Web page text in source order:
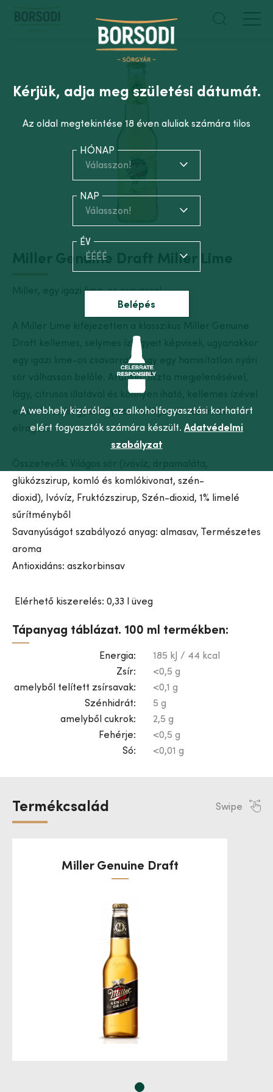
Miller Genuine Draft Miller Lime
Miller, egy igazi lime-os csavarral.
Draft kellemes, selymes ízjegyeit képviseli, ugyanakkor
egy igazi lime-os csavarral, hogy egy hamisítatlan nyári
sör válhasson belőle. Aranyló, tiszta megjelenésével,
lágy, citrusos illatával és könnyen iható, kellemes ízével
ez a 4%-os kiegyensúlyozott világos sör azonnal
elragad.
glükózszirup, komló és komlókivonat, szén-
dioxid), Ivóvíz, Fruktózszirup, Szén-dioxid, 1% limelé
sűrítményből
Savanyúságot szabályozó anyag: almasav, Természetes
aroma
Antioxidáns: aszkorbinsav
Elérhető kiszerelés: 0,33 l üveg
Tápanyag táblázat. 100 ml termékben:
Energia:
185 kJ / 44 kcal
Zsír:
<0,5 g
amelyből telített zsírsavak:
<0,1 g
Szénhidrát:
5 g
amelyből cukrok:
2,5 g
Fehérje:
<0,5 g
Só:
<0,01 g
Termékcsalád Swipe
Miller Genuine Draft
Kérjük, adja meg születési dátumát.
Az oldal megtekintése 18 éven aluliak számára tilos
HÓNAP
Válasszon!
NAP
Válasszon!
ÉV
ÉÉÉÉ
Belépés
A webhely kizárólag az alkoholfogyasztási korhatárt
elért fogyasztók számára készült. Adatvédelmi
szabályzat